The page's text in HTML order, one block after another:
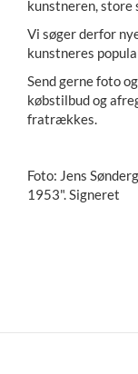
kunstneren, store
Vi søger derfor
kunstneres
Send gerne foto
købstilbud og
fratrækkes.
Foto: Jens
1953". Signeret